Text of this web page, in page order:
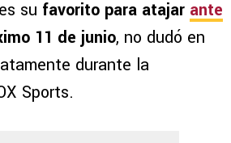
su favorito para atajar ante
11 de junio, no dudó en
durante la
Sports.